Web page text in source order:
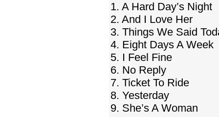
1. A Hard Day’s Night
2. And I Love Her
3. Things We Said
4. Eight Days A Week
5. I Feel Fine
6. No Reply
7. Ticket To Ride
8. Yesterday
9. She’s A Woman